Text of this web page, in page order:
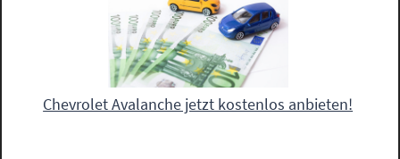
Chevrolet Avalanche jetzt kostenlos anbieten!